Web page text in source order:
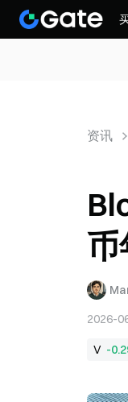
资讯
币
2026-
V -